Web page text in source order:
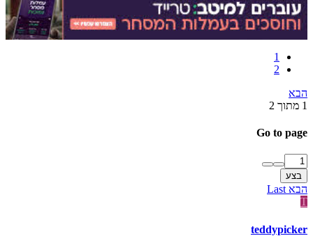
1
2
הבא
1 מתוך 2
Go to page
בצע
הבא Last
T
teddypicker